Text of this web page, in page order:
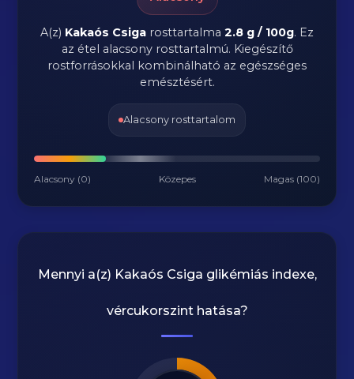
A(z) Kakaós Csiga rosttartalma 2.8 g / 100g. Ez
az étel alacsony rosttartalmú. Kiegészítő
rostforrásokkal kombinálható az egészséges
emésztésért.
Alacsony rosttartalom
Alacsony (0) Közepes Magas (100)
Mennyi a(z) Kakaós Csiga glikémiás indexe,
vércukorszint hatása?